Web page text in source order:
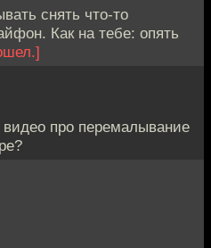
снять что-то
Как на тебе: опять
про перемалывание